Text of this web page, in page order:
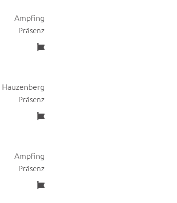
Ampfing
Präsenz
Hauzenberg
Präsenz
Ampfing
Präsenz